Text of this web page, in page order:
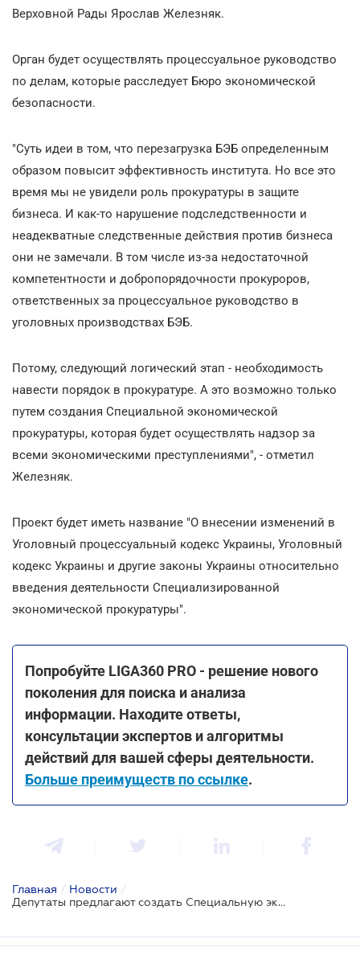
Верховной Рады Ярослав Железняк.
Орган будет осуществлять процессуальное руководство
по делам, которые расследует Бюро экономической
безопасности.
"Суть идеи в том, что перезагрузка БЭБ определенным
образом повысит эффективность института. Но все это
время мы не увидели роль прокуратуры в защите
бизнеса. И как-то нарушение подследственности и
неадекватные следственные действия против бизнеса
они не замечали. В том числе из-за недостаточной
компетентности и добропорядочности прокуроров,
ответственных за процессуальное руководство в
уголовных производствах БЭБ.
Потому, следующий логический этап - необходимость
навести порядок в прокуратуре. А это возможно только
путем создания Специальной экономической
прокуратуры, которая будет осуществлять надзор за
всеми экономическими преступлениями", - отметил
Железняк.
Проект будет иметь название "О внесении изменений в
Уголовный процессуальный кодекс Украины, Уголовный
кодекс Украины и другие законы Украины относительно
введения деятельности Специализированной
экономической прокуратуры".
Попробуйте LIGA360 PRO - решение нового
поколения для поиска и анализа
информации. Находите ответы,
консультации экспертов и алгоритмы
действий для вашей сферы деятельности.
Больше преимуществ по ссылке.
Главная / Новости /
Депутаты предлагают создать Специальную экономическую прокуратуру